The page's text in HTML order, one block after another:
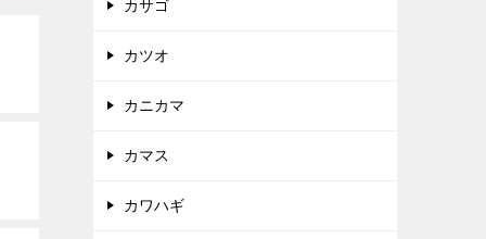
カサゴ
カツオ
カニカマ
カマス
カワハギ